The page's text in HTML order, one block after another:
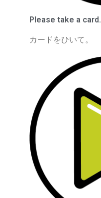
Please take a card.
カードをひいて。